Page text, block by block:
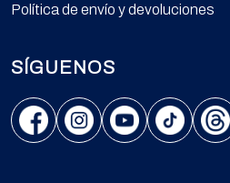
Política de envío y devoluciones
SÍGUENOS